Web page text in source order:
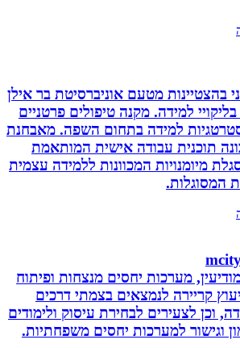
מטעם אוניברסיטת בר אילן
למידה. מקנה טיפולים פרטניים
למידה בתחום השפה. מאבחנת
עבודה אישית המותאמת
המכוונות ללמידה עצמית
מערכות יחסים מנצחות ופיתוח
קריירה לנמצאים בצמתי דרכים
לצעירים לבחירת עיסוק ולימודים
למערכות יחסים משפחתיות.